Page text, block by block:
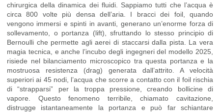
chirurgica della dinamica dei fluidi. Sappiamo tutti che l’acqua è
circa 800 volte più densa dell’aria. I bracci dei foil, quando
vengono immersi e spinti in avanti, generano un’enorme forza di
sollevamento, o portanza (lift), sfruttando lo stesso principio di
Bernoulli che permette agli aerei di staccarsi dalla pista. La vera
magia tecnica, e anche l’incubo degli ingegneri del modello 2025,
risiede nel bilanciamento microscopico tra questa portanza e la
mostruosa resistenza (drag) generata dall’attrito. A velocità
superiori ai 45 nodi, l’acqua che scorre a contatto con il foil rischia
di “strapparsi” per la troppa pressione, creando bollicine di
vapore. Questo fenomeno terribile, chiamato cavitazione,
distrugge istantaneamente la portanza e può far schiantare